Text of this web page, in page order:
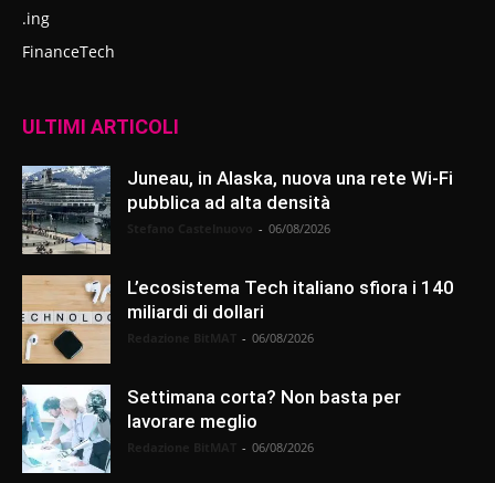
.ing
FinanceTech
ULTIMI ARTICOLI
Juneau, in Alaska, nuova una rete Wi-Fi
pubblica ad alta densità
- 06/08/2026
L’ecosistema Tech italiano sfiora i 140
miliardi di dollari
- 06/08/2026
Settimana corta? Non basta per
lavorare meglio
- 06/08/2026